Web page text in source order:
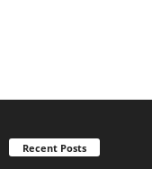
Recent Posts